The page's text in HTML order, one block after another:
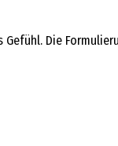
Die